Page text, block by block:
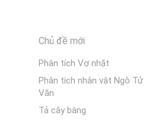
Chủ đề mới
Phân tích Vợ nhặt
Phân tích nhân vật Ngô Tử
Văn
Tả cây bàng